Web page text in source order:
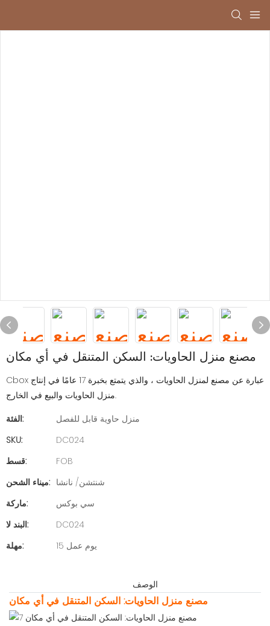
مصنع منزل الحاويات: السكن المتنقل في أي مكان
Cbox عبارة عن مصنع لمنزل الحاويات ، والذي يتمتع بخبرة 17 عامًا في إنتاج
منزل الحاويات والبيع في الخارج.
الفئة:
منزل حاوية قابل للفصل
SKU:
DC024
قسط:
FOB
ميناء الشحن: شنتشن/ نانشا
ماركة:
سي بوكس
البند لا:
DC024
مهلة:
15 يوم عمل
الوصف
مصنع منزل الحاويات: السكن المتنقل في أي مكان